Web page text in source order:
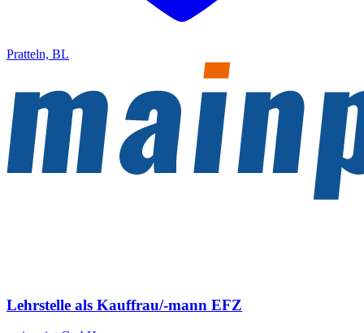
Pratteln, BL
Lehrstelle als Kauffrau/-mann EFZ